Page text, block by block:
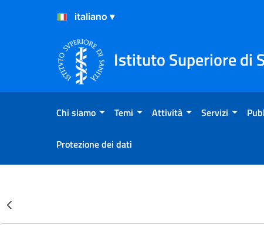
Salta al Contenuto
Salta al Footer
Istituto Superiore di
Chi siamo Temi Attività Servizi
Protezione dei dati
Risultati della Ricerca -